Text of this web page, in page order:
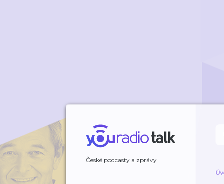
České podcasty a zprávy